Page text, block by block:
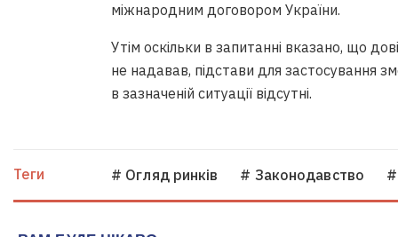
міжнародним договором України.
Утім оскільки в запитанні вказано, що
не надавав, підстави для застосування
в зазначеній ситуації відсутні.
Теги # Огляд ринків # Законодавство